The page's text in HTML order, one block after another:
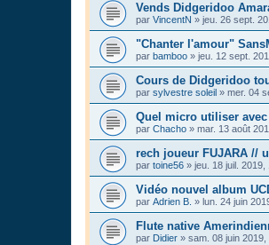
Vends Didgeridoo
par VincentN » jeu. 26 sept.
"Chanter l'amour"
par bamboo » jeu. 12 sept.
Cours de Didgeridoo
par sylvestre soleil » mer. 04
Quel micro utiliser
par Chacho » mar. 13 août
rech joueur FUJARA //
par toine56 » jeu. 18 juil. 2019,
Vidéo nouvel album
par Adrien B. » lun. 24 juin
Flute native
par Didier » sam. 08 juin 2019,